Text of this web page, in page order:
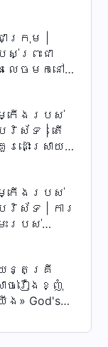
ក្រុម |
ព្រះជា
លេចមកនៅលើ
កើង​របស់​
ស័ទ​ | តើ
ដោះស្រាយ
ណា?​ | សំឡេង
សើរ
កើង​របស់​
ស័ទ | ការ
របស់
យន្តគ្រី
ាច់រឿងខ្ញុំ
ង» God's